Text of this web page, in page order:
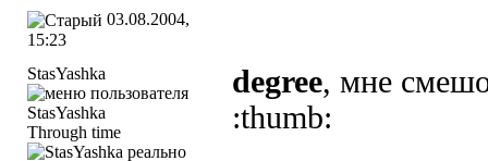
03.08.2004,
15:23
StasYashka
Through time
degree, мне
:thumb: